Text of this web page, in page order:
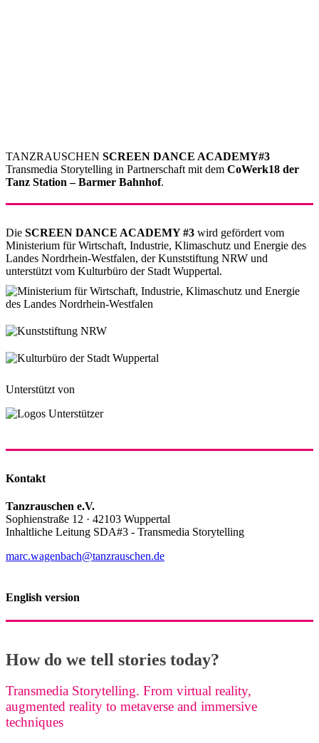
TANZRAUSCHEN SCREEN DANCE ACADEMY#3
Transmedia Storytelling in Partnerschaft mit dem CoWerk18 der
Tanz Station – Barmer Bahnhof.
Die SCREEN DANCE ACADEMY #3 wird gefördert vom
Ministerium für Wirtschaft, Industrie, Klimaschutz und Energie des
Landes Nordrhein-Westfalen, der Kunststiftung NRW und
unterstützt vom Kulturbüro der Stadt Wuppertal.
Unterstützt von
Kontakt
Tanzrauschen e.V.
Sophienstraße 12 · 42103 Wuppertal
Inhaltliche Leitung SDA#3 - Transmedia Storytelling
marc.wagenbach@tanzrauschen.de
English version
How do we tell stories today?
Transmedia Storytelling. From virtual reality,
augmented reality to metaverse and immersive
techniques